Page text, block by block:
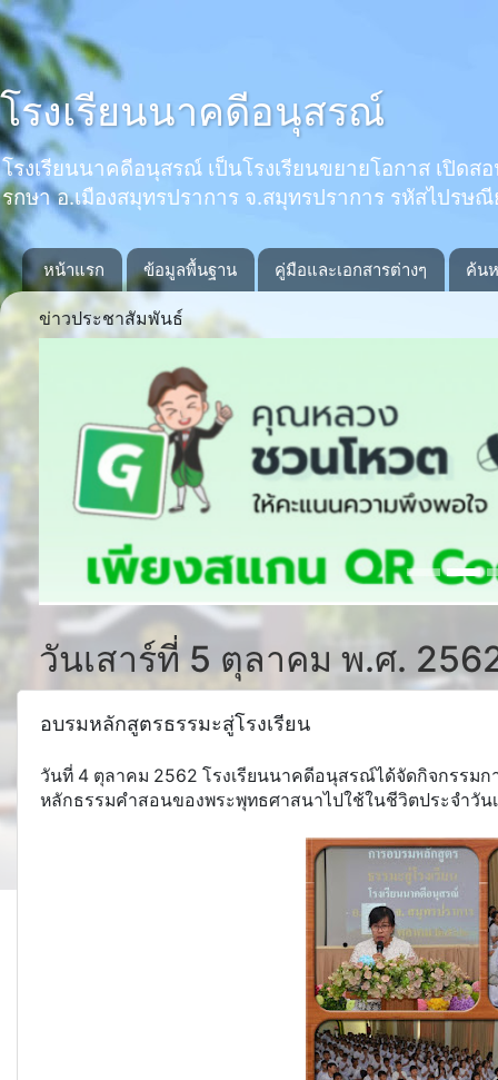
โรงเรียนนาคดีอนุสรณ์
โรงเรียนนาคดีอนุสรณ์ เป็นโรงเรียนขยายโอกาส เปิ
รกษา อ.เมืองสมุทรปราการ จ.สมุทรปราการ รหัสไปรษ
หน้าแรก ข้อมูลพื้นฐาน คู่มือและเอกสารต่างๆ ค้น
ข่าวประชาสัมพันธ์
Previous
วันเสาร์ที่ 5 ตุลาคม พ.ศ.
อบรมหลักสูตรธรรมะสู่โรงเรียน
วันที่ 4 ตุลาคม 2562 โรงเรียนนาคดีอนุสรณ์ได้จัดกิจกรรมก
หลักธรรมคำสอนของพระพุทธศาสนาไปใช้ในชีวิตประจำวัน